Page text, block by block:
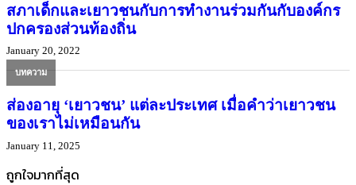
สภาเด็กและเยาวชนกับการทำงานร่วมกันกับองค์กร
ปกครองส่วนท้องถิ่น
January 20, 2022
บทความ
ส่องอายุ ‘เยาวชน’ แต่ละประเทศ เมื่อคำว่าเยาวชน
ของเราไม่เหมือนกัน
January 11, 2025
ถูกใจมากที่สุด